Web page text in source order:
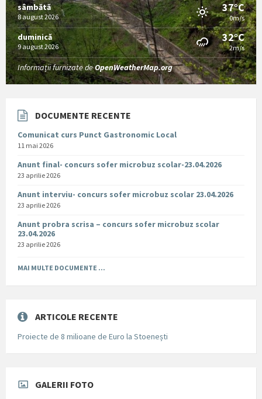
sâmbătă
8 august 2026
37°C
0m/s
duminică
9 august 2026
32°C
2m/s
Informații furnizate deOpenWeatherMap.org
DOCUMENTE RECENTE
Comunicat curs Punct Gastronomic Local
11 mai 2026
Anunt final- concurs sofer microbuz scolar-23.04.2026
23 aprilie 2026
Anunt interviu- concurs sofer microbuz scolar 23.04.2026
23 aprilie 2026
Anunt probra scrisa – concurs sofer microbuz scolar
23.04.2026
23 aprilie 2026
MAI MULTE DOCUMENTE ...
ARTICOLE RECENTE
Proiecte de 8 milioane de Euro la Stoenești
GALERII FOTO